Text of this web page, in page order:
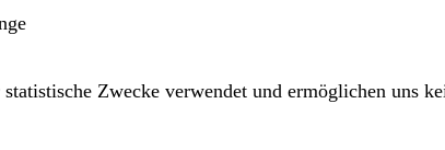
Zwecke verwendet und ermöglichen uns